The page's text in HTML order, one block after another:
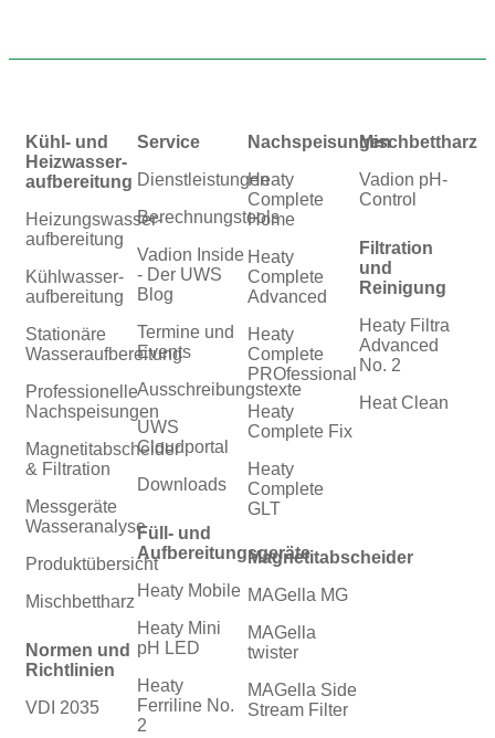
Kühl- und
Heizwasser­
aufbereitung
Heizungswasser­
aufbereitung
Kühlwasser­
aufbereitung
Stationäre
Wasseraufbereitung
Professionelle
Nachspeisungen
Magnetitabscheider
& Filtration
Messgeräte
Wasseranalyse
Produktübersicht
Mischbettharz
Normen und
Richtlinien
VDI 2035
Service
Dienstleistungen
Berechnungstools
Vadion Inside
- Der UWS
Blog
Termine und
Events
Ausschreibungstexte
UWS
Cloudportal
Downloads
Füll- und
Aufbereitungsgeräte
Heaty Mobile
Heaty Mini
pH LED
Heaty
Ferriline No.
2
Nachspeisungen
Heaty
Complete
Home
Heaty
Complete
Advanced
Heaty
Complete
PROfessional
Heaty
Complete Fix
Heaty
Complete
GLT
Magnetitabscheider
MAGella MG
MAGella
twister
MAGella Side
Stream Filter
Mischbettharz
Vadion pH-
Control
Filtration
und
Reinigung
Heaty Filtra
Advanced
No. 2
Heat Clean